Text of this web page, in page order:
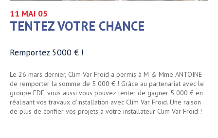
11 MAI 05
TENTEZ VOTRE CHANCE
Remportez 5000 € !
Le 26 mars dernier, Clim Var Froid a permis à M & Mme ANTOINE
de remporter la somme de 5 000 € ! Grâce au partenariat avec le
groupe EDF, vous aussi vous pouvez tenter de gagner 5 000 € en
réalisant vos travaux d’installation avec Clim Var Froid. Une raison
de plus de confier vos projets à votre installateur Clim Var Froid !